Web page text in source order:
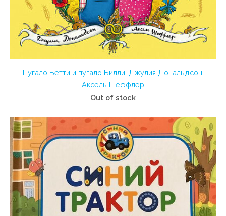
Пугало Бетти и пугало Билли. Джулия Дональдсон.
Аксель Шеффлер
Out of stock